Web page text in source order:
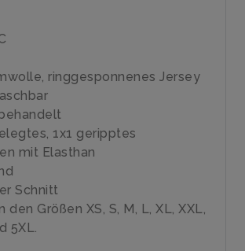
ringgesponnenes Jersey
1x1 geripptes
mit Elasthan
Schnitt
den Größen XS, S, M, L, XL, XXL,
5XL.